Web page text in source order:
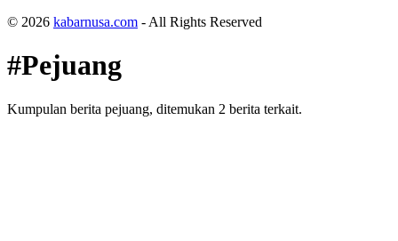
© 2026 kabarnusa.com - All Rights Reserved
#Pejuang
Kumpulan berita pejuang, ditemukan 2 berita terkait.